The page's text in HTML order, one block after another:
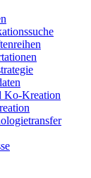
Ko-Kreation